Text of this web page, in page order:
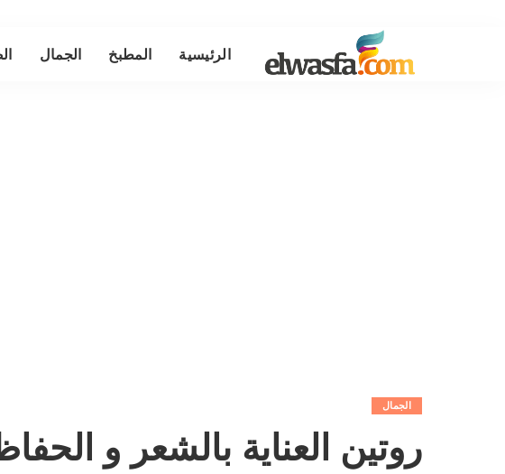
الرئيسية المطبخ الجمال
الجمال
روتين العناية بالشعر و